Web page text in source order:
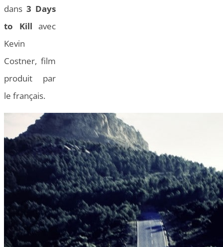
dans 3 Days
to Kill avec
Kevin
Costner, film
produit par
le français.